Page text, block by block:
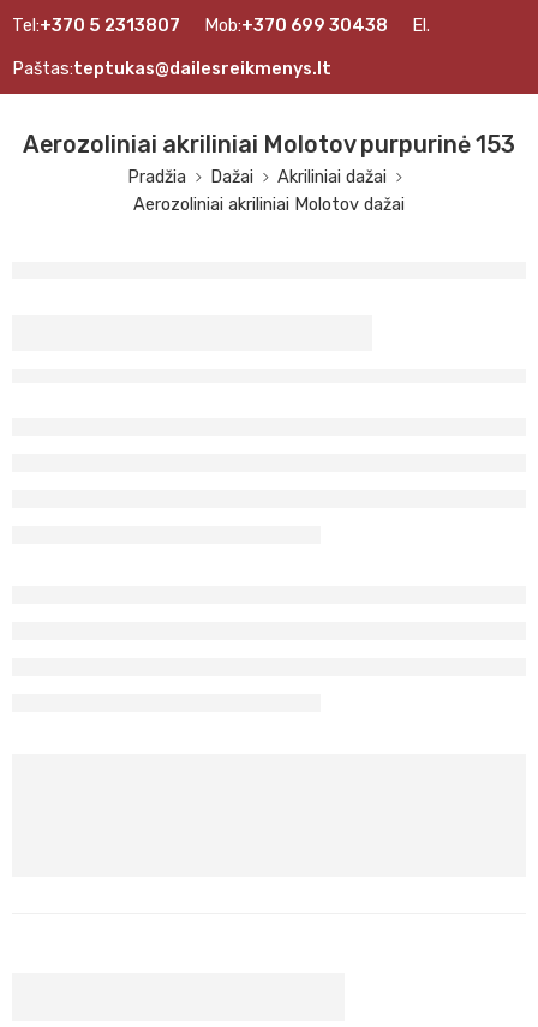
Tel:+370 5 2313807 Mob:+370 699 30438 El.
Paštas:teptukas@dailesreikmenys.lt
Aerozoliniai akriliniai Molotov purpurinė 153
Pradžia Dažai
Akriliniai dažai
Aerozoliniai akriliniai Molotov dažai